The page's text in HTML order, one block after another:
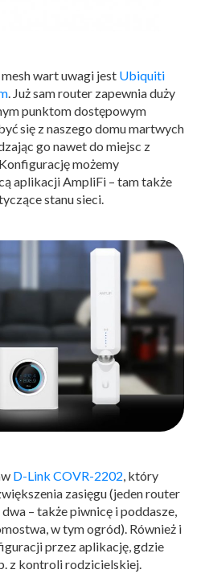
wart uwagi jest Ubiquiti
. Już sam router zapewnia duży
punktom dostępowym
się z naszego domu martwych
go nawet do miejsc z
możemy
aplikacji AmpliFi – tam także
stanu sieci.
D-Link COVR-2202 , który
zasięgu (jeden router
– także piwnicę i poddasze,
w tym ogród). Również i
przez aplikację, gdzie
z kontroli rodzicielskiej.